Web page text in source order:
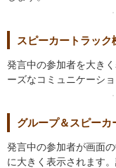
スピーカートラック
発言中の参加者を大き
ーズなコミュニケーショ
グループ＆スピーカ
発言中の参加者が画面
に大きく表示されます